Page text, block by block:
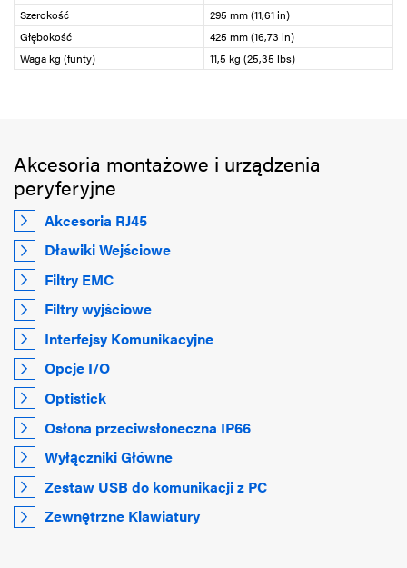
Szerokość
295 mm (11,61 in)
Głębokość
425 mm (16,73 in)
Waga kg (funty)
11,5 kg (25,35 lbs)
Akcesoria montażowe i urządzenia
peryferyjne
Akcesoria RJ45
Dławiki Wejściowe
Filtry EMC
Filtry wyjściowe
Interfejsy Komunikacyjne
Opcje I/O
Optistick
Osłona przeciwsłoneczna IP66
Wyłączniki Główne
Zestaw USB do komunikacji z PC
Zewnętrzne Klawiatury